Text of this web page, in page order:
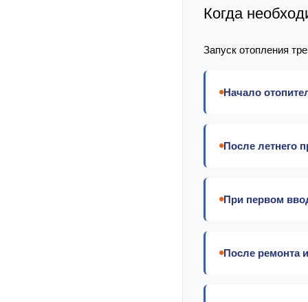
Когда
Запуск отопления
Начало
После летнего
При первом
После ремонта